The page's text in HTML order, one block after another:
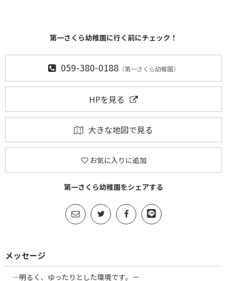
第一さくら幼稚園に行く前にチェック！
059-380-0188（第一さくら幼稚園）
HPを見る
大きな地図で見る
お気に入りに追加
第一さくら幼稚園をシェアする
メッセージ
―明るく、ゆったりとした環境です。－